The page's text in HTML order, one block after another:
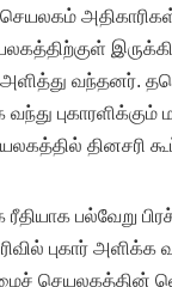
அதிகாரிகள்
அளித்து வந்தனர்.
வந்து
தினசரி கூட்ட
ரீதியாக
புகார்
செயலகத்தின்